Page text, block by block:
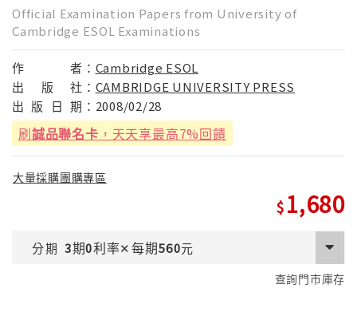
Official Examination Papers from University of
Cambridge ESOL Examinations
作 者： Cambridge ESOL
出
版 社： CAMBRIDGE UNIVERSITY PRESS
出 版 日 期： 2008/02/28
刷誠品聯名卡 ，天天享最高7%回饋
大量採購團購專區
1,680
分期 3期0利率✕每期560元
查詢門市庫存